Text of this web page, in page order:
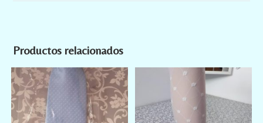
Productos relacionados